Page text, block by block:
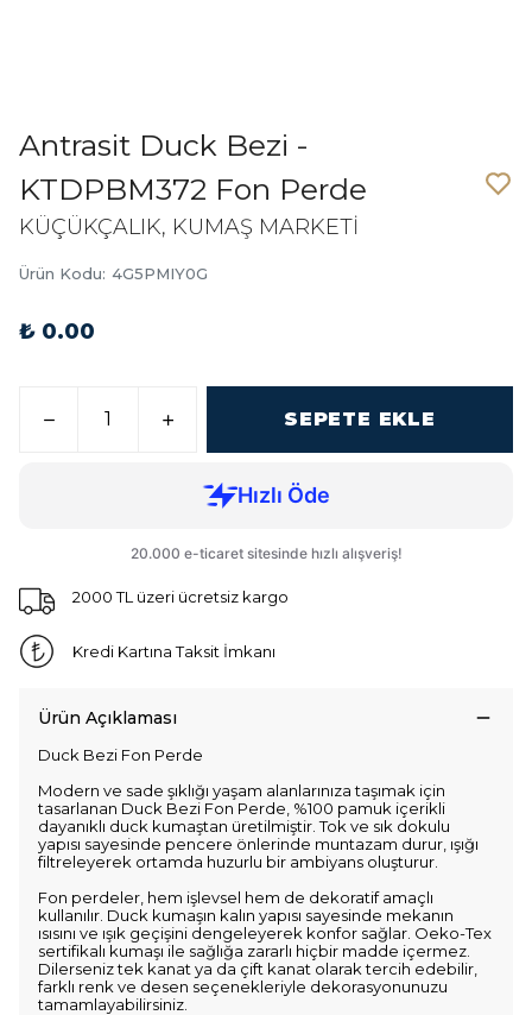
Antrasit Duck Bezi -
KTDPBM372 Fon Perde
KÜÇÜKÇALIK, KUMAŞ MARKETİ
Ürün Kodu: 4G5PMIY0G
₺ 0.00
SEPETE EKLE
2000 TL üzeri ücretsiz kargo
Kredi Kartına Taksit İmkanı
Ürün Açıklaması
Duck Bezi Fon Perde
Modern ve sade şıklığı yaşam alanlarınıza taşımak için
tasarlanan Duck Bezi Fon Perde, %100 pamuk içerikli
dayanıklı duck kumaştan üretilmiştir. Tok ve sık dokulu
yapısı sayesinde pencere önlerinde muntazam durur, ışığı
filtreleyerek ortamda huzurlu bir ambiyans oluşturur.
Fon perdeler, hem işlevsel hem de dekoratif amaçlı
kullanılır. Duck kumaşın kalın yapısı sayesinde mekanın
ısısını ve ışık geçişini dengeleyerek konfor sağlar. Oeko-Tex
sertifikalı kumaşı ile sağlığa zararlı hiçbir madde içermez.
Dilerseniz tek kanat ya da çift kanat olarak tercih edebilir,
farklı renk ve desen seçenekleriyle dekorasyonunuzu
tamamlayabilirsiniz.